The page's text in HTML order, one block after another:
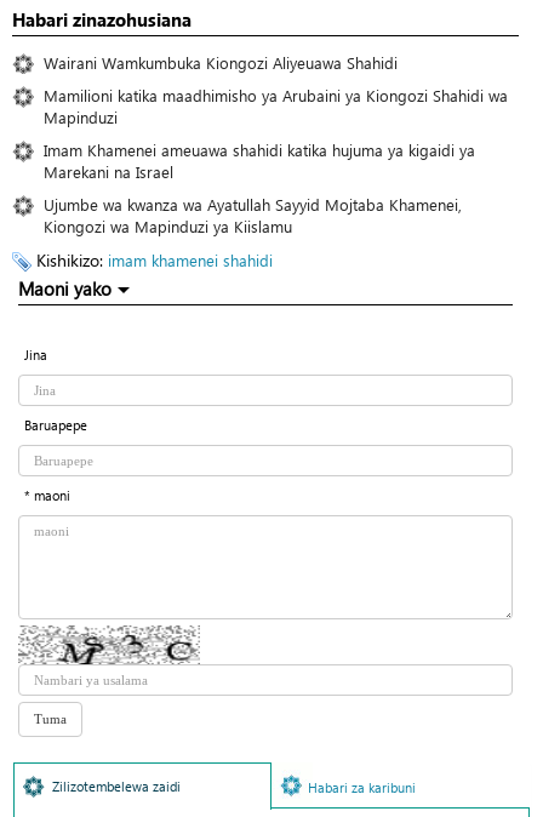
Habari zinazohusiana
Wairani Wamkumbuka Kiongozi Aliyeuawa Shahidi
Mamilioni katika maadhimisho ya Arubaini ya Kiongozi Shahidi wa
Mapinduzi
Imam Khamenei ameuawa shahidi katika hujuma ya kigaidi ya
Marekani na Israel
Ujumbe wa kwanza wa Ayatullah Sayyid Mojtaba Khamenei,
Kiongozi wa Mapinduzi ya Kiislamu
Kishikizo: imam khamenei shahidi
Maoni yako
Jina
Baruapepe
* maoni
Zilizotembelewa zaidi Habari za karibuni